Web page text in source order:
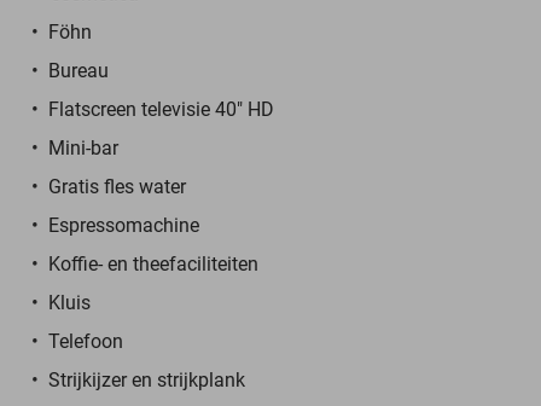
Föhn
Bureau
Flatscreen televisie 40" HD
Mini-bar
Gratis fles water
Espressomachine
Koffie- en theefaciliteiten
Kluis
Telefoon
Strijkijzer en strijkplank